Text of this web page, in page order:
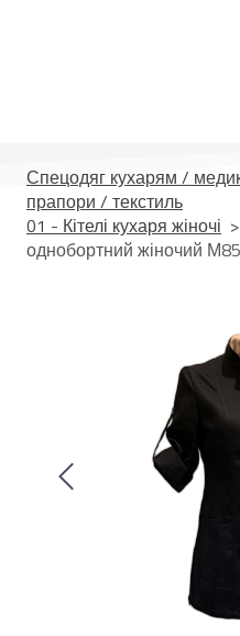
Спецодяг кухарям /
прапори / текстиль
01 - Кітелі кухаря жіночі
однобортний жіночий М85